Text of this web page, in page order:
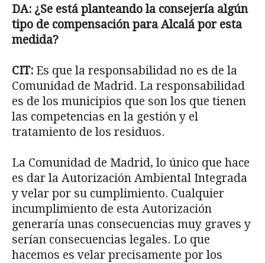
DA: ¿Se está planteando la consejería algún
tipo de compensación para Alcalá por esta
medida?
CIT: Es que la responsabilidad no es de la
Comunidad de Madrid. La responsabilidad
es de los municipios que son los que tienen
las competencias en la gestión y el
tratamiento de los residuos.
La Comunidad de Madrid, lo único que hace
es dar la Autorización Ambiental Integrada
y velar por su cumplimiento. Cualquier
incumplimiento de esta Autorización
generaría unas consecuencias muy graves y
serían consecuencias legales. Lo que
hacemos es velar precisamente por los